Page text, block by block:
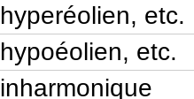
hyperéolien, etc.
hypoéolien, etc.
inharmonique